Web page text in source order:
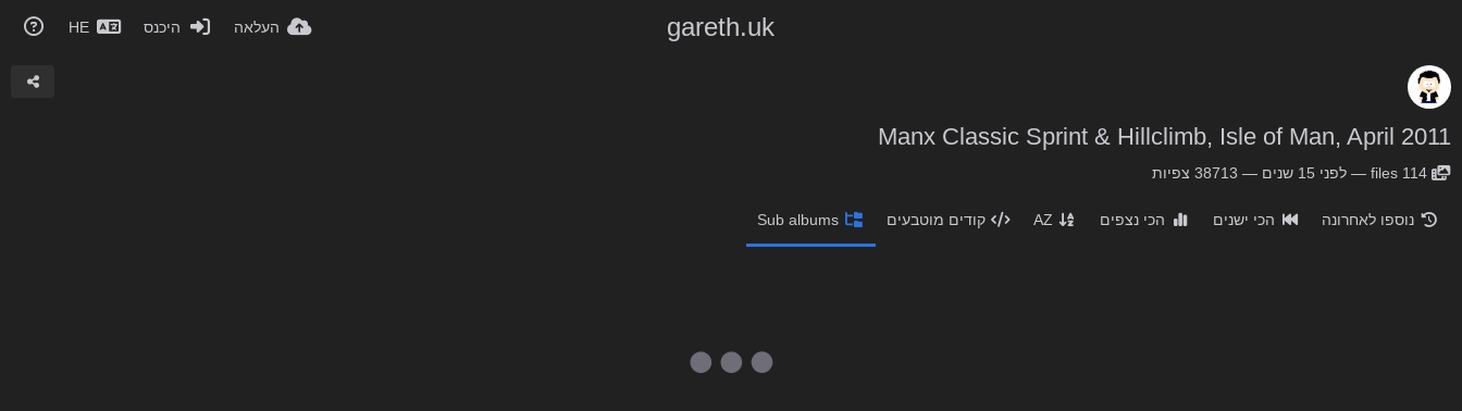
gareth.uk העלאה היכנס HE
Manx Classic Sprint & Hillclimb, Isle of Man, April 2011
114
files
— לפני 15 שנים — 38713 צפיות
נוספו לאחרונה הכי ישנים הכי נצפים AZ קודים מוטבעים Sub albums